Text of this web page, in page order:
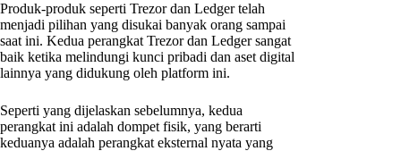
Produk-produk seperti Trezor dan Ledger telah
menjadi pilihan yang disukai banyak orang sampai
saat ini. Kedua perangkat Trezor dan Ledger sangat
baik ketika melindungi kunci pribadi dan aset digital
lainnya yang didukung oleh platform ini.
Seperti yang dijelaskan sebelumnya, kedua
perangkat ini adalah dompet fisik, yang berarti
keduanya adalah perangkat eksternal nyata yang